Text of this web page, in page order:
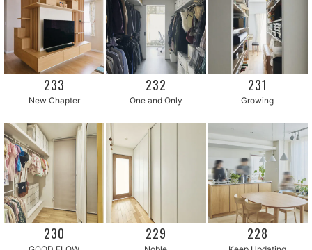
233
New Chapter
232
One and Only
231
Growing
230 229 228